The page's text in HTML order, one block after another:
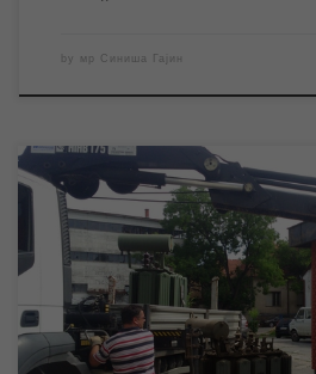
by мр Синиша Гајин
У уторак 18. октобра у преподневним
прекида водоснабдевања на
Електродистрибуција и ЈКП “Водовод
извршили неопходне радове на
ремонту својих трафостаница
енергијом напајају бунарске пумпе